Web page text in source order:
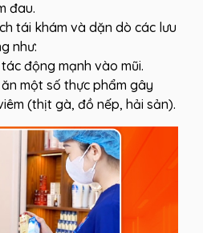
đau.
tái khám và dặn dò các lưu
như:
động mạnh vào mũi.
một số thực phẩm gây
(thịt gà, đồ nếp, hải sản).